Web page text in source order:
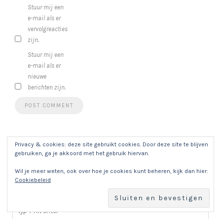
Stuur mij een
e-mail als er
vervolgreacties
zijn.
Stuur mij een
e-mail als er
nieuwe
berichten zijn.
Privacy & cookies: deze site gebruikt cookies. Door deze site te blijven
gebruiken, ga je akkoord met het gebruik hiervan.
Wil je meer weten, ook over hoe je cookies kunt beheren, kijk dan hier:
Cookiebeleid